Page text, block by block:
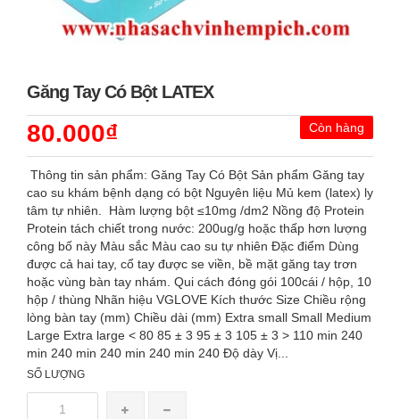
Găng Tay Có Bột LATEX
Còn hàng
80.000₫
Thông tin sản phẩm: Găng Tay Có Bột Sản phẩm Găng tay
cao su khám bệnh dạng có bột Nguyên liệu Mủ kem (latex) ly
tâm tự nhiên. Hàm lượng bột ≤10mg /dm2 Nồng độ Protein
Protein tách chiết trong nước: 200ug/g hoặc thấp hơn lượng
công bố này Màu sắc Màu cao su tự nhiên Đặc điểm Dùng
được cả hai tay, cổ tay được se viền, bề mặt găng tay trơn
hoặc vùng bàn tay nhám. Qui cách đóng gói 100cái / hộp, 10
hộp / thùng Nhãn hiệu VGLOVE Kích thước Size Chiều rộng
lòng bàn tay (mm) Chiều dài (mm) Extra small Small Medium
Large Extra large < 80 85 ± 3 95 ± 3 105 ± 3 > 110 min 240
min 240 min 240 min 240 min 240 Độ dày Vị...
SỐ LƯỢNG